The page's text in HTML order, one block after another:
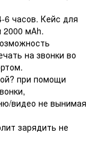
часов. Кейс для
2000 мАh.
на звонки во
при помощи
видео не вынимая
зарядить не